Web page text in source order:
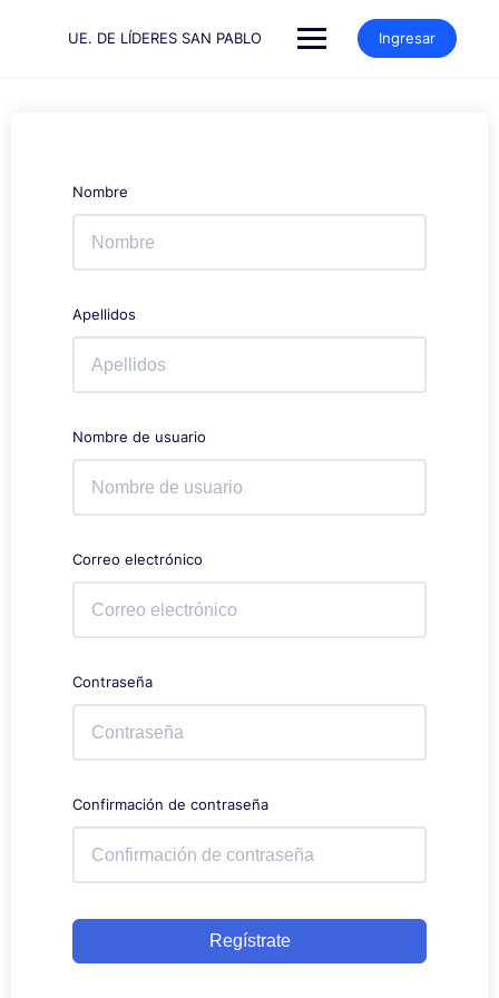
UE. DE LÍDERES SAN PABLO Ingresar
Nombre
Apellidos
Nombre de usuario
Correo electrónico
Contraseña
Confirmación de contraseña
Regístrate